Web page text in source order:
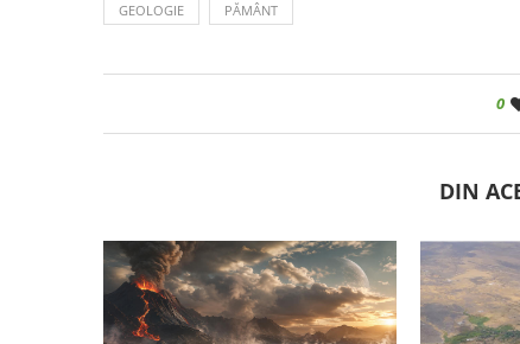
GEOLOGIE PĂMÂNT
0
DIN